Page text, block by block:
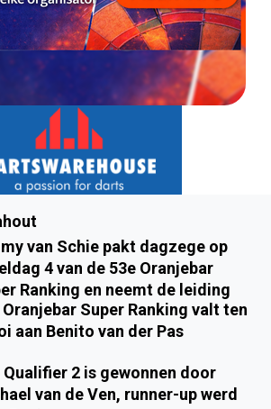
van Schie pakt dagzege op
4 van de 53e Oranjebar
Ranking en neemt de leiding
Oranjebar Super Ranking valt ten
aan Benito van der Pas
Qualifier 2 is gewonnen door
van de Ven, runner-up werd